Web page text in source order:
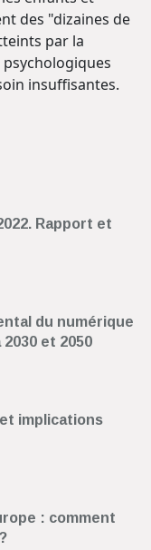
des "dizaines de
par la
insuffisantes.
Rapport et
du numérique
et 2050
implications
: comment